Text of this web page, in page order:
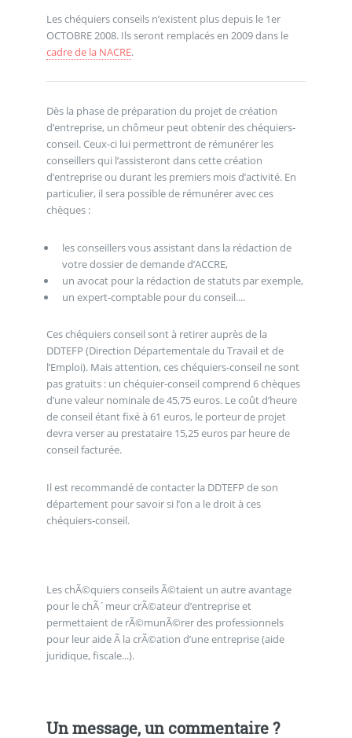
Les chéquiers conseils n’existent plus depuis le 1er
OCTOBRE 2008. Ils seront remplacés en 2009 dans le
cadre de la NACRE.
Dès la phase de préparation du projet de création
d’entreprise, un chômeur peut obtenir des chéquiers-
conseil. Ceux-ci lui permettront de rémunérer les
conseillers qui l’assisteront dans cette création
d’entreprise ou durant les premiers mois d’activité. En
particulier, il sera possible de rémunérer avec ces
chèques :
les conseillers vous assistant dans la rédaction de
votre dossier de demande d’ACCRE,
un avocat pour la rédaction de statuts par exemple,
un expert-comptable pour du conseil....
Ces chéquiers conseil sont à retirer auprès de la
DDTEFP (Direction Départementale du Travail et de
l’Emploi). Mais attention, ces chéquiers-conseil ne sont
pas gratuits : un chéquier-conseil comprend 6 chèques
d’une valeur nominale de 45,75 euros. Le coût d’heure
de conseil étant fixé à 61 euros, le porteur de projet
devra verser au prestataire 15,25 euros par heure de
conseil facturée.
Il est recommandé de contacter la DDTEFP de son
département pour savoir si l’on a le droit à ces
chéquiers-conseil.
Les chÃ©quiers conseils Ã©taient un autre avantage
pour le chÃ´meur crÃ©ateur d’entreprise et
permettaient de rÃ©munÃ©rer des professionnels
pour leur aide Ã la crÃ©ation d’une entreprise (aide
juridique, fiscale...).
Un message, un commentaire ?